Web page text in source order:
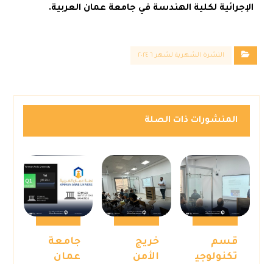
الإجرائية لكلية الهندسة في جامعة عمان العربية.
النشرة الشهرية لشهر ٦ ٢٠٢٤
المنشورات ذات الصلة
قسم
تكنولوجي
خريج
الأمن
جامعة
عمان